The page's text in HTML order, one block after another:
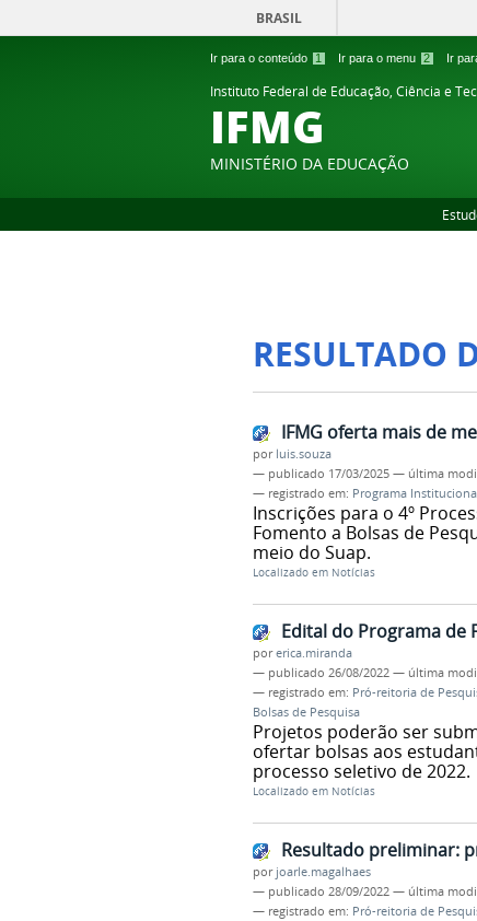
Ir para o conteúdo 1 Ir para o menu 2 Ir
BRASIL
Instituto Federal de Educação, Ciência e
IFMG
MINISTÉRIO DA EDUCAÇÃO
RESULTADO
IFMG oferta mais de
por luis.souza
— publicado 17/03/2025 — última
— registrado em: Programa
Inscrições para o 4º
Fomento a Bolsas de
meio do Suap.
Localizado em Notícias
Edital do Programa de
porerica.miranda
— publicado 26/08/2022 — última
— registrado em: Pró-reitoria de
Bolsas de Pesquisa
Projetos poderão ser
ofertar bolsas aos
processo seletivo de 2022.
Localizado em Notícias
Resultado preliminar:
por joarle.magalhaes
— publicado 28/09/2022 — última
— registrado em: Pró-reitoria de